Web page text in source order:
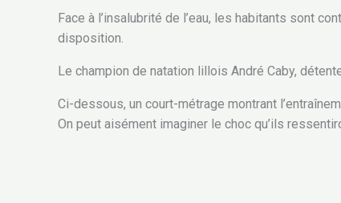
Face à l’insalubrité de l’eau, les habitants sont
disposition.
Le champion de natation lillois André Caby,
Ci-dessous, un court-métrage montrant
On peut aisément imaginer le choc qu’ils